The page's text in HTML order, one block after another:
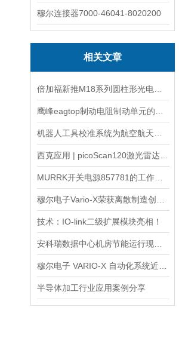
穆尔连接器7000-46041-8020200
相关文章
技术：IO-link二级扩展模块亮相！
半导体加工行业应用案例分享